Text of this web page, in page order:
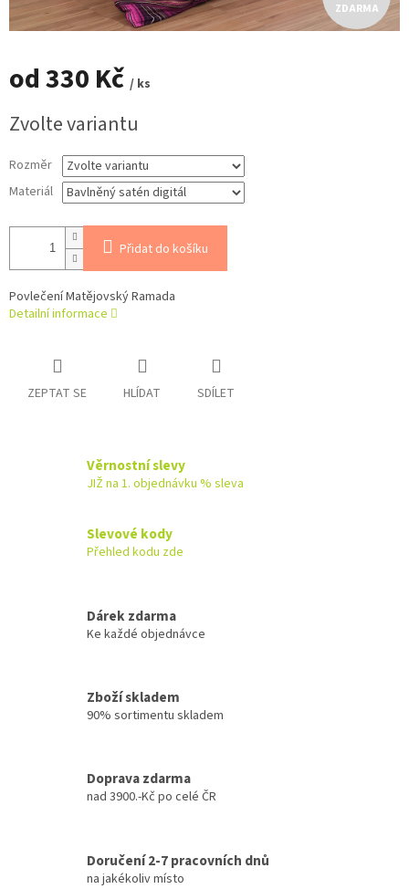
D
ZDARMA
od330 Kč / ks
cena:
Zvolte variantu
Rozměr
Materiál
Přidat do košíku
Povlečení Matějovský Ramada
Detailní informace
ZEPTAT SE HLÍDAT SDÍLET
Věrnostní slevy
JIŽ na 1. objednávku % sleva
Slevové kody
Přehled kodu zde
Dárek zdarma
Ke každé objednávce
Zboží skladem
90% sortimentu skladem
Doprava zdarma
nad 3900.-Kč po celé ČR
Doručení 2-7 pracovních dnů
na jakékoliv místo